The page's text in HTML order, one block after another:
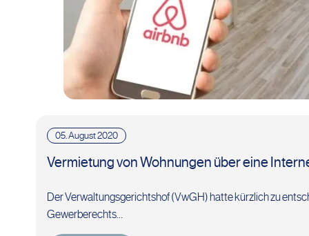
05. August 2020
Vermietung von Wohnungen über eine
Der Verwaltungsgerichtshof (VwGH) hatte kürzlich zu
Gewerberechts…